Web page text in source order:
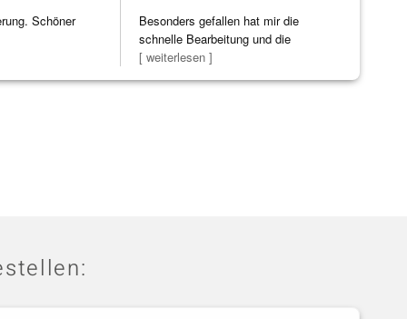
Schöner
Besonders gefallen hat mir die
schnelle Bearbeitung und die
Bearbeitun
[ weiterlesen ]